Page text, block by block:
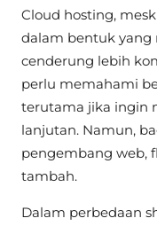
Cloud hosting,
dalam bentuk
cenderung lebih
perlu memahami
terutama jika ingin
lanjutan. Namun,
pengembang web,
tambah.
Dalam perbedaan